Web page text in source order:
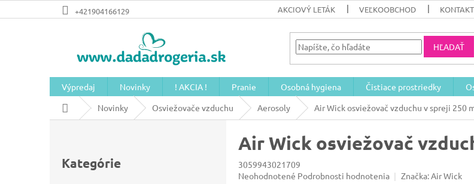
na
+421904166129 AKCIOVÝ LETÁK VEĽKOOBCHOD
HĽADAŤ
Výpredaj Novinky ! AKCIA ! Pranie Osobná hygiena Čistiace prostriedky
DomovNovinky Osviežovače vzduchu Aerosoly Air Wick osviežovač vzduchu v spreji 250
kategórie
Kategórie
Air Wick osviežovač
3059943021709
Priemerné
Neohodnotené Podrobnosti hodnotenia Značka:Air Wick